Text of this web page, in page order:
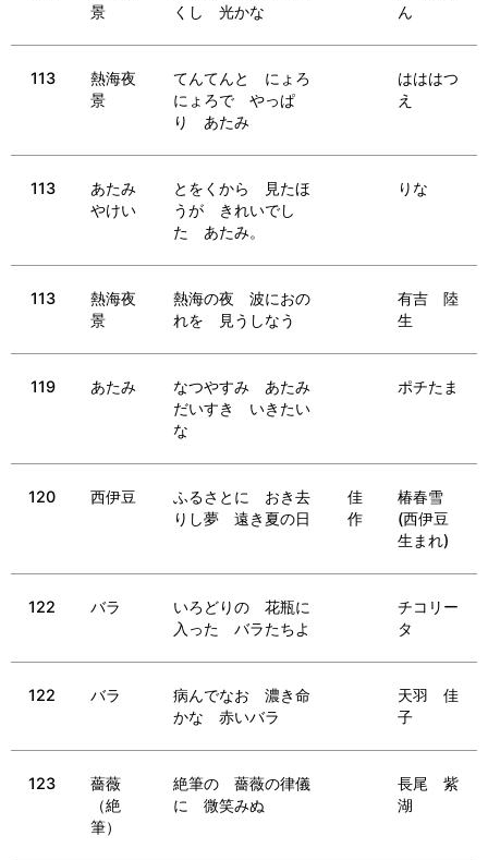
景
くし 光かな
ん
113
熱海夜
景
てんてんと にょろ
にょろで やっぱ
り あたみ
はははつ
え
113
あたみ
やけい
とをくから 見たほ
うが きれいでし
た あたみ。
りな
113
熱海夜
景
熱海の夜 波におの
れを 見うしなう
有吉 陸
生
119 あたみ
なつやすみ あたみ
だいすき いきたい
な
ポチたま
120 西伊豆
ふるさとに おき去
りし夢 遠き夏の日
佳
作
椿春雪
(西伊豆
生まれ)
122 バラ
いろどりの 花瓶に
入った バラたちよ
チコリー
タ
122 バラ
病んでなお 濃き命
かな 赤いバラ
天羽 佳
子
123
薔薇
（絶
筆）
絶筆の 薔薇の律儀
に 微笑みぬ
長尾 紫
湖